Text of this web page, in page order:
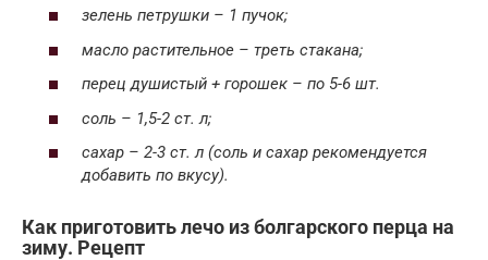
зелень петрушки – 1 пучок;
масло растительное – треть стакана;
перец душистый + горошек – по 5-6 шт.
соль – 1,5-2 ст. л;
сахар – 2-3 ст. л (соль и сахар рекомендуется
добавить по вкусу).
Как приготовить лечо из болгарского перца на
зиму. Рецепт